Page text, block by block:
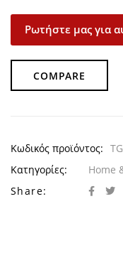
Ρωτήστε μας για
COMPARE
Κωδικός προϊόντος:
Κατηγορίες:
Home
Share: